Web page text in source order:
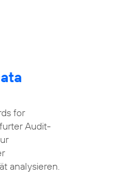
for
Audit-
analysieren.